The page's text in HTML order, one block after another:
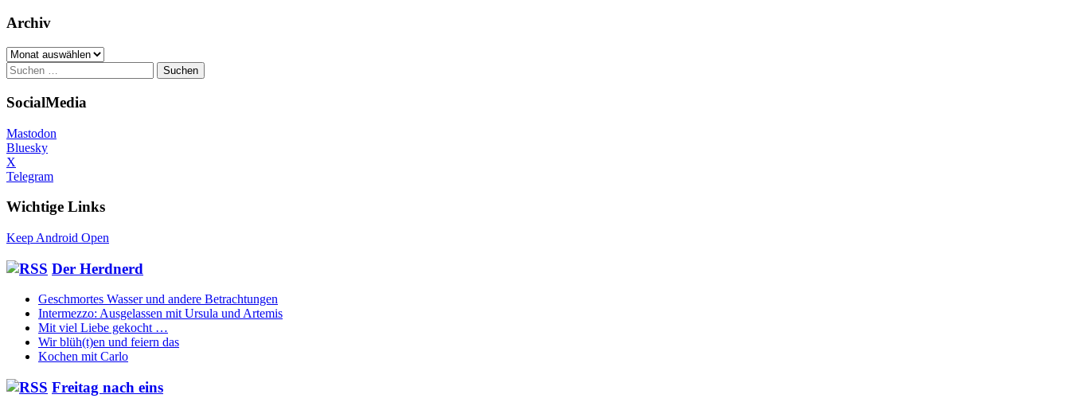
Archiv
Archiv
Suchen
nach:
SocialMedia
Mastodon
Bluesky
X
Telegram
Wichtige Links
Keep Android Open
Der Herdnerd
Geschmortes Wasser und andere Betrachtungen
Intermezzo: Ausgelassen mit Ursula und Artemis
Mit viel Liebe gekocht …
Wir blüh(t)en und feiern das
Kochen mit Carlo
Freitag nach eins